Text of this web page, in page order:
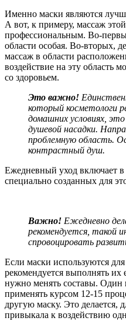
Именно маски являются
А вот, к примеру, массаж
профессиональным. Во-
области особая. Во-вторых,
массаж в области
воздействие на эту область
со здоровьем.
Это важно!
который косметологи
домашних условиях,
душевой насадки.
проблемную область.
контрастный душ.
Ежедневный уход включает
специально созданных для
Важно! Ежедневно
рекомендуется, такой
спровоцировать
Если маски используются
рекомендуется выполнять
нужно менять составы. Один
применять курсом 12-15
другую маску. Это делается,
привыкала к воздействию